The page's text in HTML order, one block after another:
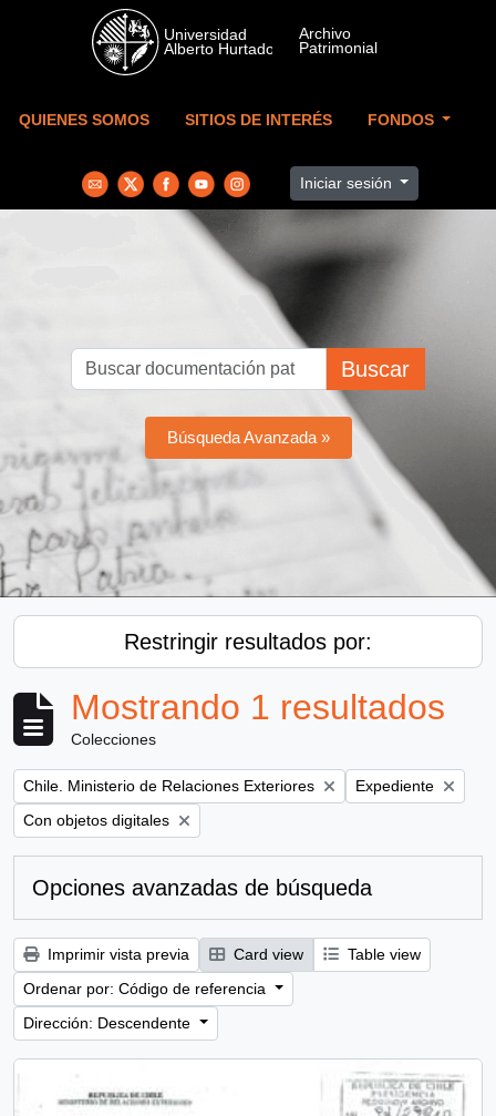
Skip to main content
QUIENES SOMOS SITIOS DE INTERÉS FONDOS
Iniciar sesión
Buscar
Búsqueda Avanzada »
Restringir resultados por:
Mostrando 1 resultados
Colecciones
Remove filter:
Chile. Ministerio de Relaciones Exteriores Remove filter:
Expediente
Remove filter:
Con objetos digitales
Opciones avanzadas de búsqueda
Imprimir vista previa Card view
Table view
Ordenar por: Código de referencia
Dirección: Descendente